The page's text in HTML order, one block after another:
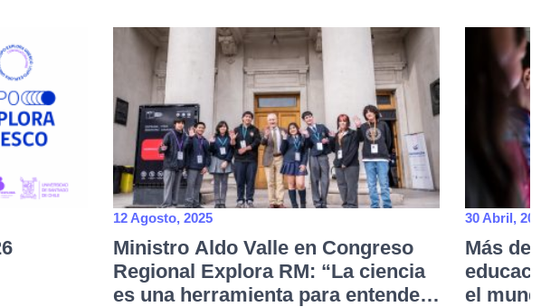
12 Agosto, 2025
Ministro Aldo Valle en Congreso
Regional Explora RM: “La ciencia
es una herramienta para entender
30 Abril,
Más de
el